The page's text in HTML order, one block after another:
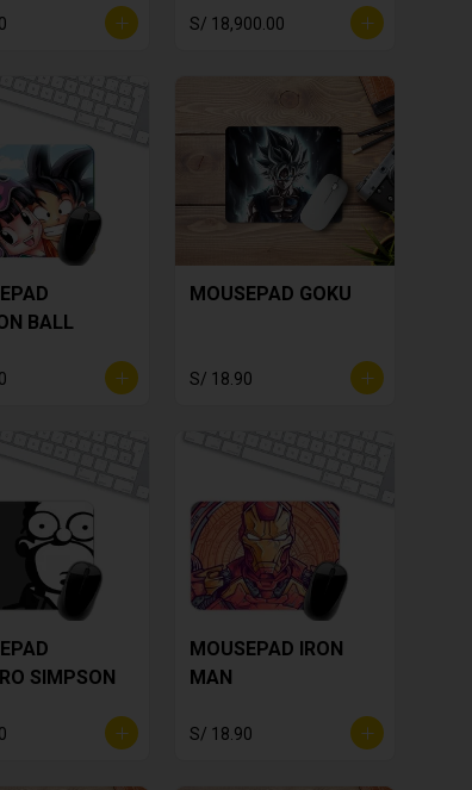
S/ 18,900.00
BALL
MOUSEPAD GOKU
S/ 18.90
SIMPSON
MOUSEPAD IRON
MAN
S/ 18.90